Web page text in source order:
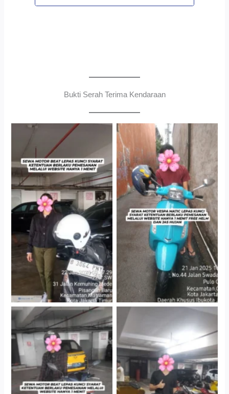
Bukti Serah Terima Kendaraan
Cityplaza Jatinegara
Gedung Parkir P6A
Antar Jemput Kendaraan
Cityplaza Jatinegara
Cityplaza Jatinegara